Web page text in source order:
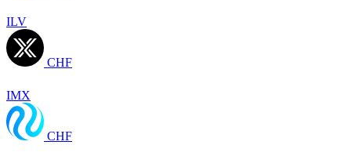
ILV
CHF
IMX
CHF